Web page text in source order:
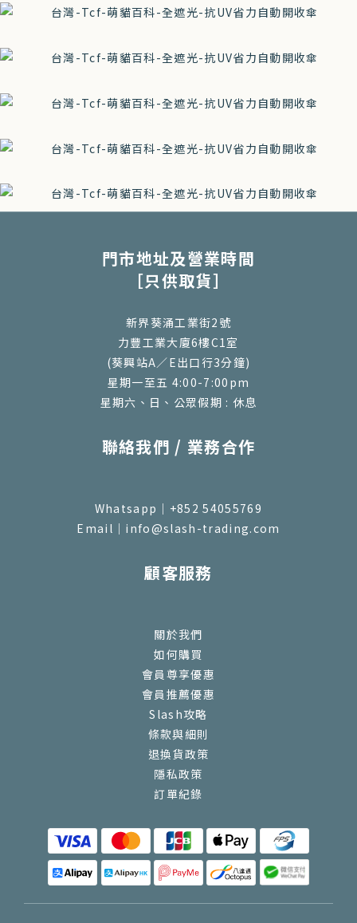
門市地址及營業時間
［只供取貨］
新界葵涌工業街2號
力豐工業大廈6樓C1室
(葵興站A／E出口行3分鐘)
星期一至五 4:00-7:00pm
星期六、日、公眾假期 : 休息
聯絡我們 / 業務合作
Whatsapp｜+852 54055769
Email｜info@slash-trading.com
顧客服務
關於我們
如何購買
會員尊享優惠
會員推薦優惠
Slash攻略
條款與細則
退換貨政策
隱私政策
訂單紀錄